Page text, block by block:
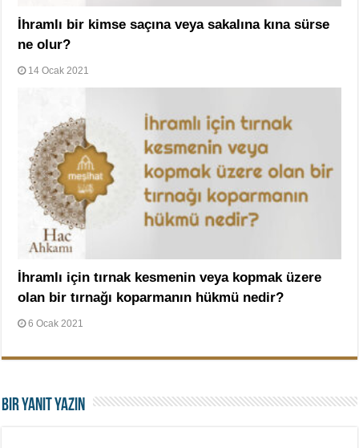
İhramlı bir kimse saçına veya sakalına kına sürse
ne olur?
14 Ocak 2021
İhramlı için tırnak kesmenin veya kopmak üzere
olan bir tırnağı koparmanın hükmü nedir?
6 Ocak 2021
Bir yanıt yazın